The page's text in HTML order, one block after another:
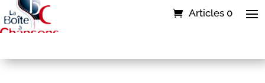
Articles 0